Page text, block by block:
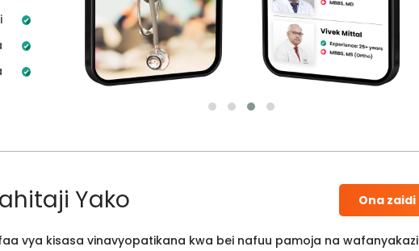
Yako Ona zaidi
vya kisasa vinavyopatikana kwa bei nafuu pamoja na wafanyakazi